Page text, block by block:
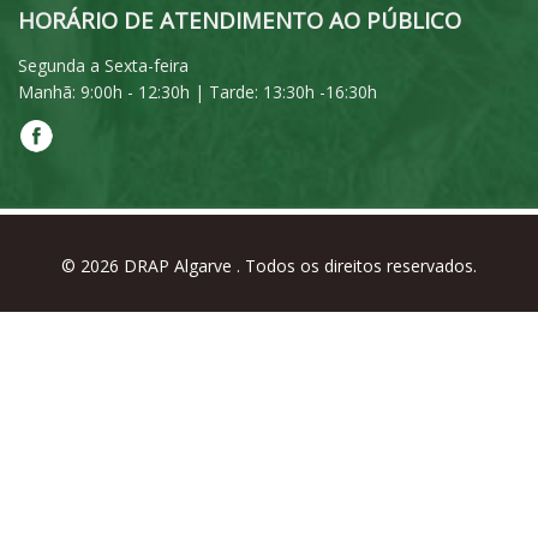
HORÁRIO DE ATENDIMENTO AO PÚBLICO
Segunda a Sexta-feira
Manhã: 9:00h - 12:30h | Tarde: 13:30h -16:30h
© 2026 DRAP Algarve . Todos os direitos reservados.